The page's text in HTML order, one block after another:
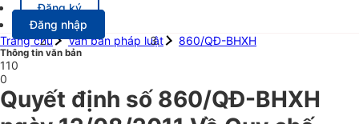
Đăng ký
Đăng nhập
Trang chủ
Văn bản pháp luật 860/QĐ-BHXH
Thông tin văn bản
110
0
Quyết định số 860/QĐ-BHXH